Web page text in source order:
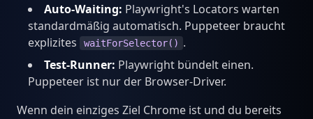
Auto-Waiting: Playwright's Locators warten
standardmäßig automatisch. Puppeteer braucht
explizites
waitForSelector() .
Test-Runner: Playwright bündelt einen.
Puppeteer ist nur der Browser-Driver.
Wenn dein einziges Ziel Chrome ist und du bereits